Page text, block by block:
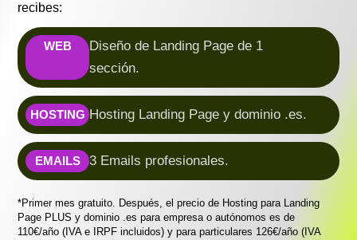
recibes:
WEB
Diseño de Landing Page de 1
sección.
HOSTING Hosting Landing Page y dominio .es.
EMAILS 3 Emails profesionales.
*Primer mes gratuito. Después, el precio de Hosting para Landing
Page PLUS y dominio .es para empresa o autónomos es de
110€/año (IVA e IRPF incluidos) y para particulares 126€/año (IVA